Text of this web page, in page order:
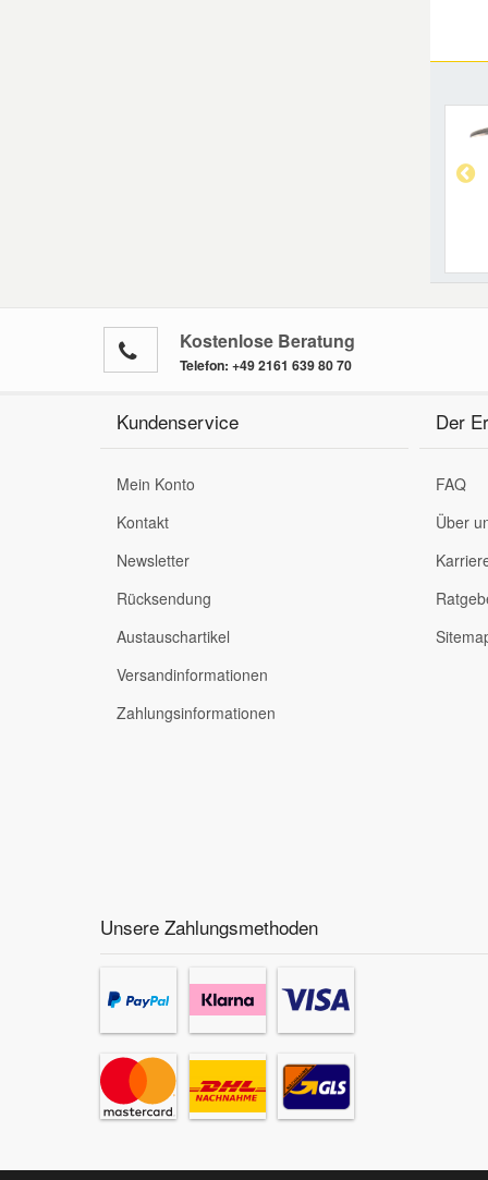
Kostenlose Beratung
Telefon: +49 2161 639 80 70
Kundenservice
Mein Konto
Kontakt
Newsletter
Rücksendung
Austauschartikel
Versandinformationen
Zahlungsinformationen
Der
FAQ
Über
Unsere Zahlungsmethoden